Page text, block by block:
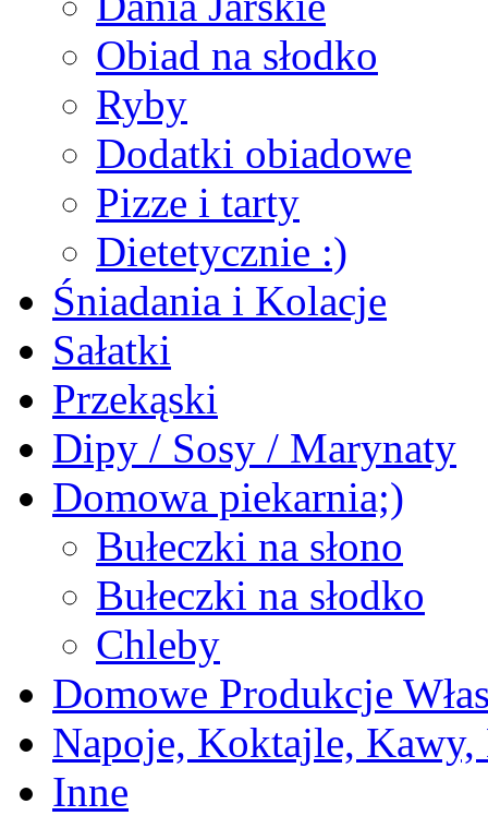
Obiad na słodko
Ryby
Dodatki obiadowe
Pizze i tarty
Dietetycznie :)
Śniadania i Kolacje
Sałatki
Przekąski
Dipy / Sosy / Marynaty
Domowa piekarnia;)
Bułeczki na słono
Bułeczki na słodko
Chleby
Domowe Produkcje
Napoje, Koktajle, Kawy,
Inne